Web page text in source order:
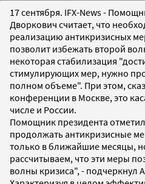
17 сентября. IFX-News -
Дворкович считает, что
реализацию антикризисных
позволит избежать второй
некоторая стабилизация
стимулирующих мер, нужно
полном объеме". При этом,
конференции в Москве, это
числе и России.
Помощник президента
продолжать антикризисные
только в ближайшие месяцы,
рассчитываем, что эти меры
волны кризиса", - подчеркнул